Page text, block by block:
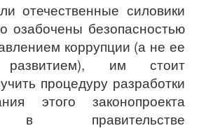
отечественные силовики
озабочены безопасностью
коррупции (а не ее
развитием), им стоит
процедуру разработки
этого законопроекта
в правительстве